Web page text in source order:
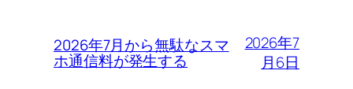
2026年7月から無駄なスマ
ホ通信料が発生する
2026年7
月6日